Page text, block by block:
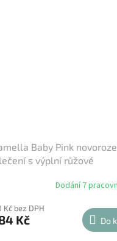
Baby Pink
s výplní růžové
Dodání 7
Kč bez DPH
Kč Do